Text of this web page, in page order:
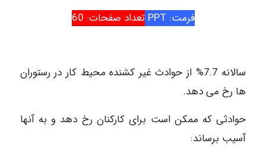
فرمت: PPT
تعداد صفحات: 60
سالانه 7.7% از حوادث غیر کشنده محیط کار در رستوران
ها رخ می دهد.
حوادثی که ممکن است برای کارکنان رخ دهد و به آنها
آسیب برساند: